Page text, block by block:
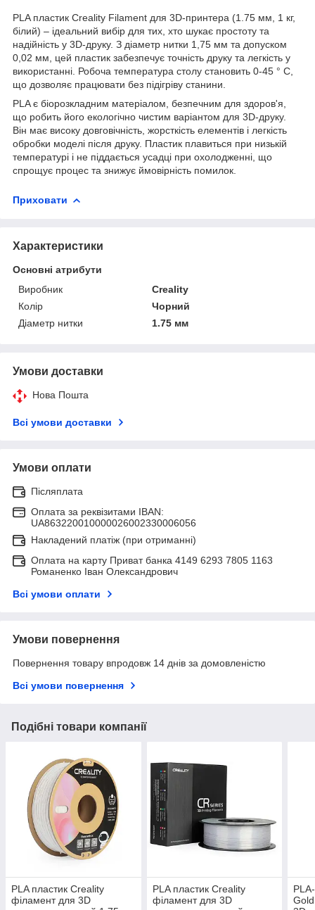
PLA пластик Creality Filament для 3D-принтера (1.75 мм, 1 кг,
білий) – ідеальний вибір для тих, хто шукає простоту та
надійність у 3D-друку. З діаметр нитки 1,75 мм та допуском
0,02 мм, цей пластик забезпечує точність друку та легкість у
використанні. Робоча температура столу становить 0-45 ° C,
що дозволяє працювати без підігріву станини.
PLA є біорозкладним матеріалом, безпечним для здоров'я,
що робить його екологічно чистим варіантом для 3D-друку.
Він має високу довговічність, жорсткість елементів і легкість
обробки моделі після друку. Пластик плавиться при низькій
температурі і не піддається усадці при охолодженні, що
спрощує процес та знижує ймовірність помилок.
Приховати
Характеристики
Основні атрибути
Виробник
Creality
Колір
Чорний
Діаметр нитки
1.75 мм
Умови доставки
Нова Пошта
Всі умови доставки
Умови оплати
Післяплата
Оплата за реквізитами IBAN:
UA863220010000026002330006056
Накладений платіж (при отриманні)
Оплата на карту Приват банка 4149 6293 7805 1163
Романенко Іван Олександрович
Всі умови оплати
Умови повернення
Повернення товару впродовж 14 днів за домовленістю
Всі умови повернення
Подібні товари компанії
PLA пластик Creality
філамент для 3D
PLA пластик Creality
філамент для 3D